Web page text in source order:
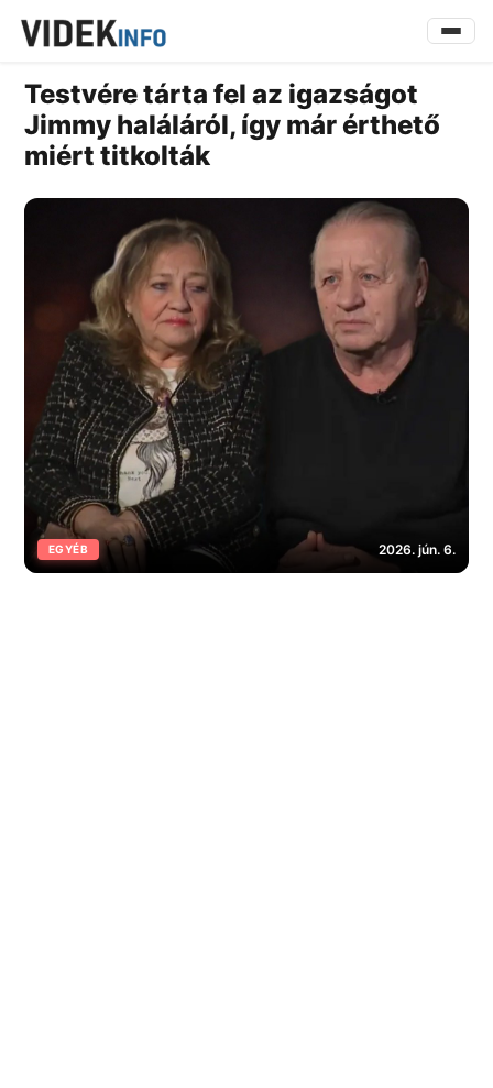
Testvére tárta fel az igazságot
Jimmy haláláról, így már érthető
miért titkolták
EGYÉB 2026. jún. 6.